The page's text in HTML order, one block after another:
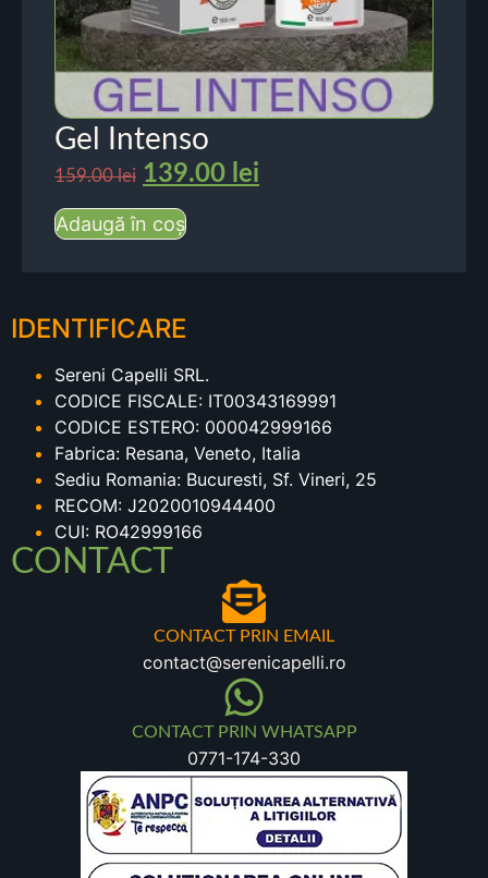
Gel Intenso
159.00lei 139.00 lei
Adaugă în coș
IDENTIFICARE
Sereni Capelli SRL.
CODICE FISCALE: IT00343169991
CODICE ESTERO: 000042999166
Fabrica: Resana, Veneto, Italia
Sediu Romania: Bucuresti, Sf. Vineri, 25
RECOM: J2020010944400
CUI: RO42999166
CONTACT
CONTACT PRIN EMAIL
contact@serenicapelli.ro
CONTACT PRIN WHATSAPP
0771-174-330